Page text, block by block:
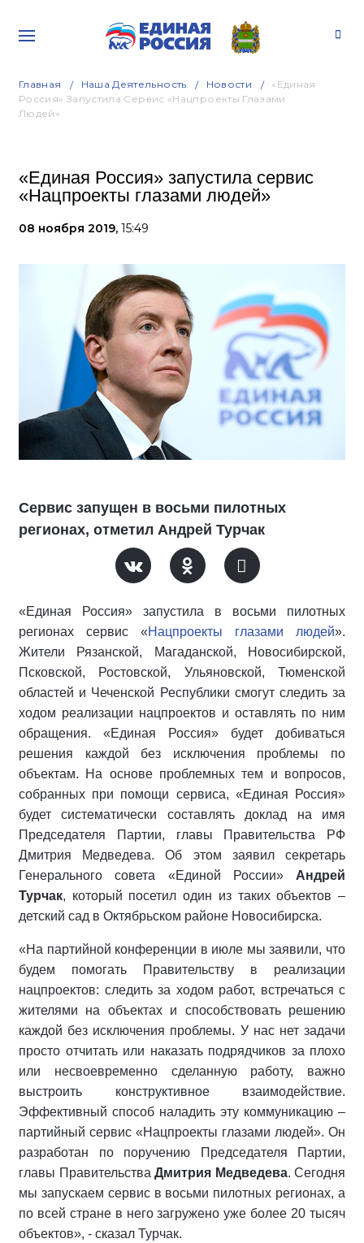
Главная Наша Деятельность Новости
«Единая
Россия» Запустила Сервис «Нацпроекты Глазами
Людей»
«Единая Россия» запустила сервис
«Нацпроекты глазами людей»
08 ноября 2019, 15:49
Сервис запущен в восьми пилотных
регионах, отметил Андрей Турчак
«Единая Россия» запустила в восьми пилотных
регионах сервис «Нацпроекты глазами людей».
Жители Рязанской, Магаданской, Новосибирской,
Псковской, Ростовской, Ульяновской, Тюменской
областей и Чеченской Республики смогут следить за
ходом реализации нацпроектов и оставлять по ним
обращения. «Единая Россия» будет добиваться
решения каждой без исключения проблемы по
объектам. На основе проблемных тем и вопросов,
собранных при помощи сервиса, «Единая Россия»
будет систематически составлять доклад на имя
Председателя Партии, главы Правительства РФ
Дмитрия Медведева. Об этом заявил секретарь
Генерального совета «Единой России» Андрей
Турчак, который посетил один из таких объектов –
детский сад в Октябрьском районе Новосибирска.
«На партийной конференции в июле мы заявили, что
будем помогать Правительству в реализации
нацпроектов: следить за ходом работ, встречаться с
жителями на объектах и способствовать решению
каждой без исключения проблемы. У нас нет задачи
просто отчитать или наказать подрядчиков за плохо
или несвоевременно сделанную работу, важно
выстроить конструктивное взаимодействие.
Эффективный способ наладить эту коммуникацию –
партийный сервис «Нацпроекты глазами людей». Он
разработан по поручению Председателя Партии,
главы Правительства Дмитрия Медведева. Сегодня
мы запускаем сервис в восьми пилотных регионах, а
по всей стране в него загружено уже более 20 тысяч
объектов», - сказал Турчак.